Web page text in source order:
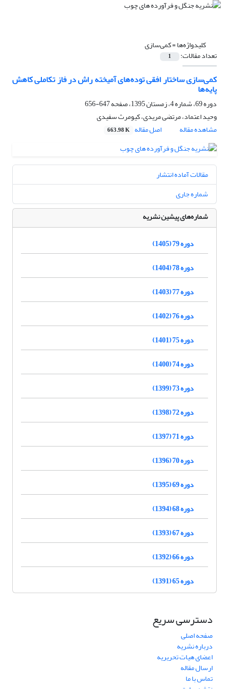
کلیدواژه‌ها =کمی‌سازی
تعداد مقالات: 1
کمی‌سازی ساختار افقی توده‌های آمیخته راش در فاز تکاملی کاهش
پایه‌ها
دوره 69، شماره 4، زمستان 1395، صفحه
647-656
وحید اعتماد، مرتضی مریدی، کیومرث سفیدی
مشاهده مقاله
اصل مقاله 663.98 K
مقالات آماده انتشار
شماره جاری
شماره‌های پیشین نشریه
دوره 79 (1405)
دوره 78 (1404)
دوره 77 (1403)
دوره 76 (1402)
دوره 75 (1401)
دوره 74 (1400)
دوره 73 (1399)
دوره 72 (1398)
دوره 71 (1397)
دوره 70 (1396)
دوره 69 (1395)
دوره 68 (1394)
دوره 67 (1393)
دوره 66 (1392)
دوره 65 (1391)
دسترسی سریع
صفحه اصلی
درباره نشریه
اعضای هیات تحریریه
ارسال مقاله
تماس با ما